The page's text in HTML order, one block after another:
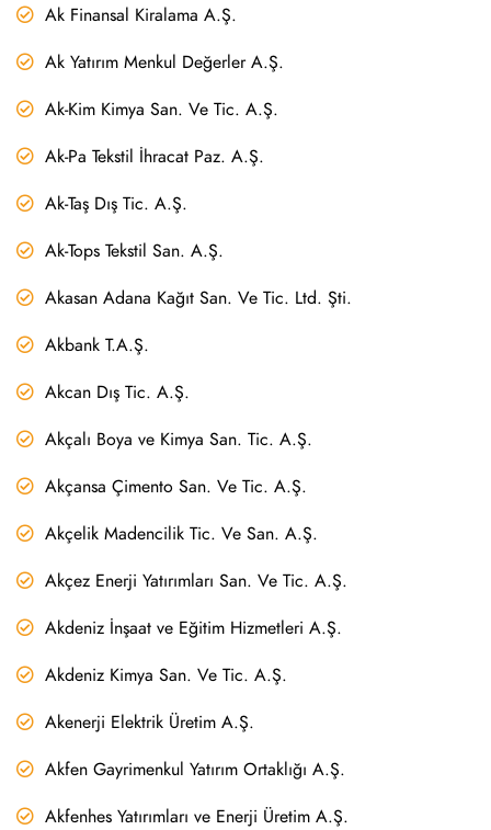
Ak Finansal Kiralama A.Ş.
Ak Yatırım Menkul Değerler A.Ş.
Ak-Kim Kimya San. Ve Tic. A.Ş.
Ak-Pa Tekstil İhracat Paz. A.Ş.
Ak-Taş Dış Tic. A.Ş.
Ak-Tops Tekstil San. A.Ş.
Akasan Adana Kağıt San. Ve Tic. Ltd. Şti.
Akbank T.A.Ş.
Akcan Dış Tic. A.Ş.
Akçalı Boya ve Kimya San. Tic. A.Ş.
Akçansa Çimento San. Ve Tic. A.Ş.
Akçelik Madencilik Tic. Ve San. A.Ş.
Akçez Enerji Yatırımları San. Ve Tic. A.Ş.
Akdeniz İnşaat ve Eğitim Hizmetleri A.Ş.
Akdeniz Kimya San. Ve Tic. A.Ş.
Akenerji Elektrik Üretim A.Ş.
Akfen Gayrimenkul Yatırım Ortaklığı A.Ş.
Akfenhes Yatırımları ve Enerji Üretim A.Ş.